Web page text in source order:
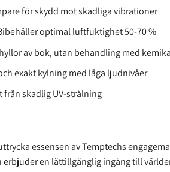
för skydd mot skadliga vibrationer
optimal luftfuktighet 50-70 %
av bok, utan behandling med
exakt kylning med låga ljudnivåer
från skadlig UV-strålning
essensen av Temptechs
en lättillgänglig ingång till